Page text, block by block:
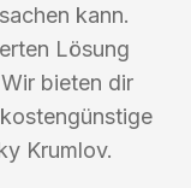
kann.
Lösung
bieten dir
Krumlov.